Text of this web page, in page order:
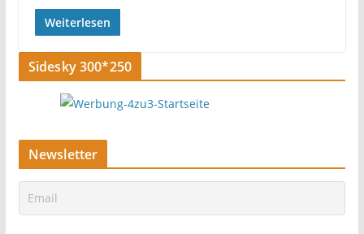
Weiterlesen
Sidesky 300*250
Newsletter